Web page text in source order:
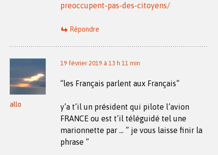
preoccupent-pas-des-citoyens/
Répondre
allo
19 février 2019 à 13 h 11 min
“les Français parlent aux Français”
y’a t’il un président qui pilote l’avion
FRANCE ou est t’il téléguidé tel une
marionnette par … ” je vous laisse finir la
phrase ”